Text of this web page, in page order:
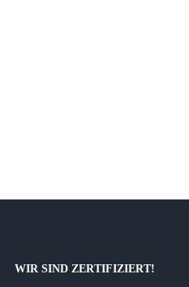
WIR SIND ZERTIFIZIERT!